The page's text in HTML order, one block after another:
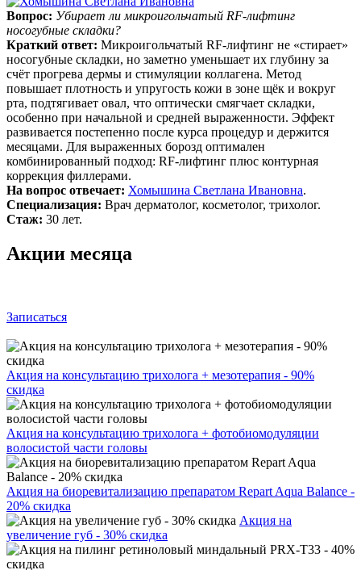
Вопрос: Убирает ли микроигольчатый RF-лифтинг
носогубные складки?
Краткий ответ: Микроигольчатый RF-лифтинг не «стирает»
носогубные складки, но заметно уменьшает их глубину за
счёт прогрева дермы и стимуляции коллагена. Метод
повышает плотность и упругость кожи в зоне щёк и вокруг
рта, подтягивает овал, что оптически смягчает складки,
особенно при начальной и средней выраженности. Эффект
развивается постепенно после курса процедур и держится
месяцами. Для выраженных борозд оптимален
комбинированный подход: RF-лифтинг плюс контурная
коррекция филлерами.
На вопрос отвечает: Хомышина Светлана Ивановна.
Специализация: Врач дерматолог, косметолог, трихолог.
Стаж: 30 лет.
Акции месяца
Записаться
Акция на консультацию трихолога + мезотерапия - 90%
скидка
Акция на консультацию трихолога + фотобиомодуляции
волосистой части головы
Акция на биоревитализацию препаратом Repart Aqua Balance -
20% скидка
Акция на
увеличение губ - 30% скидка